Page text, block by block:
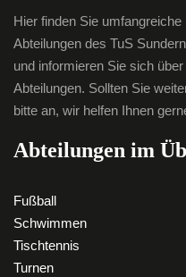
Hier finden Sie
Abteilungen des TuS
und informieren Sie sich
Abteilungen. Sollten Sie
bitte an, wir helfen Ihnen
Abteilungen im
Fußball
Schwimmen
Tischtennis
Turnen